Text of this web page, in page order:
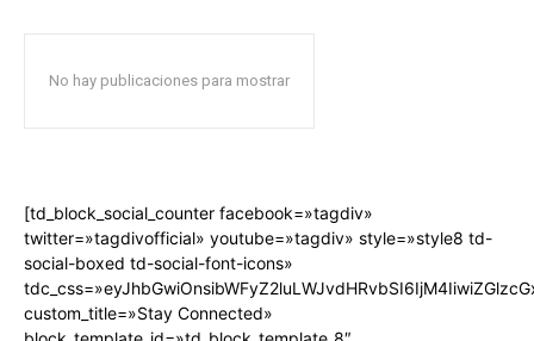
No hay publicaciones para mostrar
[td_block_social_counter facebook=»tagdiv»
twitter=»tagdivofficial» youtube=»tagdiv» style=»style8 td-
social-boxed td-social-font-icons»
custom_title=»Stay Connected»